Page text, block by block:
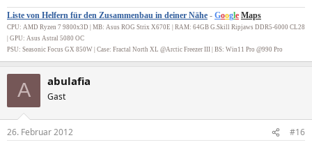
Liste von Helfern für den Zusammenbau in deiner Nähe - Google Maps
CPU: AMD Ryzen 7 9800x3D | MB: Asus ROG Strix X670E | RAM: 64GB G.Skill Ripjaws DDR5-6000 CL28
| GPU: Asus Astral 5080 OC
PSU: Seasonic Focus GX 850W | Case: Fractal North XL @Arctic Freezer III | BS: Win11 Pro @990 Pro
A abulafia
Gast
26. Februar 2012 #16